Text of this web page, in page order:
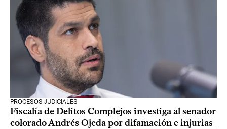
PROCESOS JUDICIALES
Fiscalía de Delitos Complejos investiga al senador
colorado Andrés Ojeda por difamación e injurias